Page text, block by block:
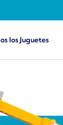
los Juguetes